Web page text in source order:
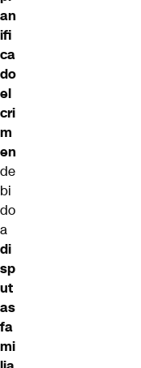
an
ifi
ca
do
el
cri
m
en
de
bi
do
a
di
sp
ut
as
fa
mi